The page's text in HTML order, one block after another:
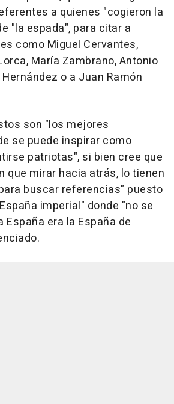
a quienes "cogieron la
"la espada", para citar a
como Miguel Cervantes,
María Zambrano, Antonio
o a Juan Ramón
son "los mejores
se puede inspirar como
patriotas", si bien cree que
que mirar hacia atrás, lo tienen
buscar referencias" puesto
imperial" donde "no se
España era la España de